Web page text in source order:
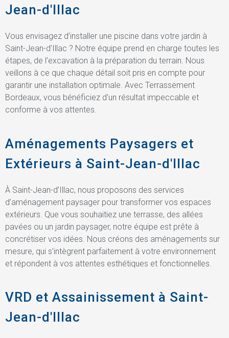
Jean-d'Illac
Vous envisagez d’installer une piscine dans votre jardin à
Saint-Jean-d’Illac ? Notre équipe prend en charge toutes les
étapes, de l’excavation à la préparation du terrain. Nous
veillons à ce que chaque détail soit pris en compte pour
garantir une installation optimale. Avec Terrassement
Bordeaux, vous bénéficiez d’un résultat impeccable et
conforme à vos attentes.
Aménagements Paysagers et
Extérieurs à Saint-Jean-d'Illac
À Saint-Jean-d’Illac, nous proposons des services
d’aménagement paysager pour transformer vos espaces
extérieurs. Que vous souhaitiez une terrasse, des allées
pavées ou un jardin paysager, notre équipe est prête à
concrétiser vos idées. Nous créons des aménagements sur
mesure, qui s’intègrent parfaitement à votre environnement
et répondent à vos attentes esthétiques et fonctionnelles.
VRD et Assainissement à Saint-
Jean-d'Illac